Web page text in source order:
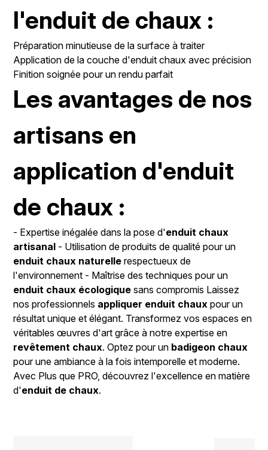
l'enduit de chaux :
Préparation minutieuse de la surface à traiter
Application de la couche d'enduit chaux avec précision
Finition soignée pour un rendu parfait
Les avantages de nos
artisans en
application d'enduit
de chaux :
- Expertise inégalée dans la pose d'enduit chaux
artisanal - Utilisation de produits de qualité pour un
enduit chaux naturelle respectueux de
l'environnement - Maîtrise des techniques pour un
enduit chaux écologique sans compromis Laissez
nos professionnels appliquer enduit chaux pour un
résultat unique et élégant. Transformez vos espaces en
véritables œuvres d'art grâce à notre expertise en
revêtement chaux. Optez pour un badigeon chaux
pour une ambiance à la fois intemporelle et moderne.
Avec Plus que PRO, découvrez l'excellence en matière
d'enduit de chaux.